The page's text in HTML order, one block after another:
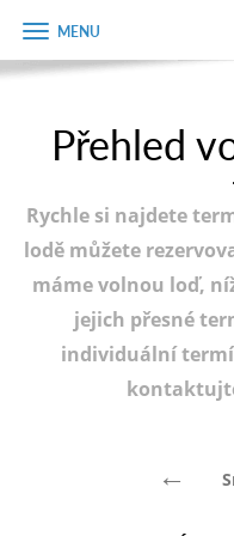
Úvodní strana
Plán plavby
Tipy na výlet
Fotogalerie
Zobrazit
menu
Přehled
Rychle si najdete
lodě můžete
máme volnou loď,
jejich přesné
individuální
←
Objednávka
dárkového
Jméno
Telefon
E-mail